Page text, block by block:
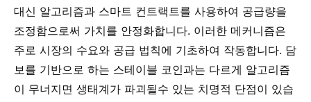
대신 알고리즘과 스마트 컨트랙트를 사용하여 공급량을
조정함으로써 가치를 안정화합니다. 이러한 메커니즘은
주로 시장의 수요와 공급 법칙에 기초하여 작동합니다. 담
보를 기반으로 하는 스테이블 코인과는 다르게 알고리즘
이 무너지면 생태계가 파괴될수 있는 치명적 단점이 있습